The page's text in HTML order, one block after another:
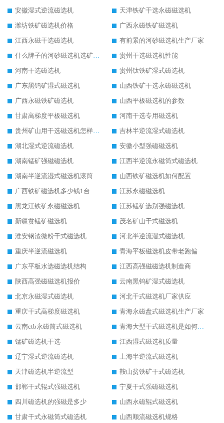
安徽湿式逆流磁选机
天津铁矿干选永磁磁选机
潍坊铁矿磁选机价格
广西永磁铁矿磁选机
江西永磁干选磁选机
有前景的河砂磁选机生产厂家
什么牌子的河砂磁选机选矿效果好
贵州干选磁选机性能
河南干选磁选机
贵州钛铁矿湿式磁选机
广东黑钨矿湿式磁选机
山西铁矿干选永磁磁选机
广西永磁铁矿磁选机
山西平板磁选机的参数
甘肃高梯度平板磁选机
河南干选专用磁选机
贵州矿山用干选磁选机怎样调磁
吉林半逆流湿式磁选机
湖北湿式逆流磁选机
安徽小型强磁磁选机
湖南锰矿强磁磁选机
江西半逆流永磁筒式磁选机
湖南半逆流湿式磁选机滚筒
山西铁矿磁选机如何配置
广西铁矿磁选机多少钱1台
江苏永磁磁选机
黑龙江铁矿永磁磁选机
江苏锰矿选别强磁选机
新疆贫锰矿磁选机
茂名矿山干式磁选机
淮安钢渣微粉干式磁选机
河北半逆流湿式磁选机
重庆半逆流磁选机
青海平板磁选机皮带老跑偏
广东平板水选磁选机结构
江西高强磁磁选机制造商
陕西高强磁磁选机报价
云南黑钨矿湿式磁选机
北京永磁湿式磁选机
河北干式磁选机厂家供应
重庆干式高梯度磁选机
青海永磁盘式磁选机生产厂家
云南ctb永磁筒式磁选机
青海大型干式磁选机是如何选矿的
锰矿磁选机干选
江西湿式磁选机质量
辽宁湿式逆流磁选机
上海半逆流式磁选机
天津磁选机半逆流型
鞍山贫铁矿干式磁选机
邯郸干式辊式强磁选机
宁夏干式强磁磁选机
四川磁选机的强磁是多少
山西永磁辊式磁选机
甘肃干式永磁筒式磁选机
山西顺流磁选机规格